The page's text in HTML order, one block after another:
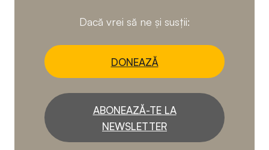
Dacă vrei să ne și susții:
DONEAZĂ
ABONEAZĂ-TE LA
NEWSLETTER